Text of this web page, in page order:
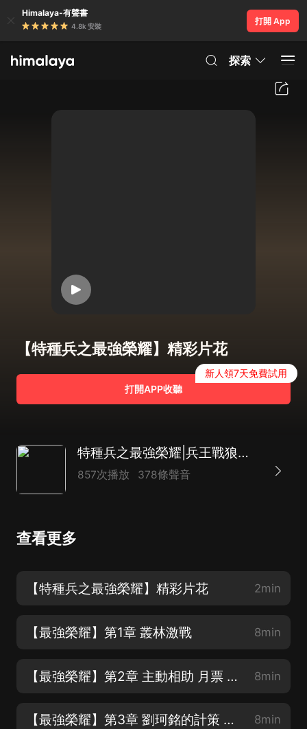
Himalaya-有聲書
4.8k 安裝
打開 App
探索
【特種兵之最強榮耀】精彩片花
打開APP收聽
新人領7天免費試用
特種兵之最強榮耀|兵王戰狼殺手暗殺軍事AI
857次播放 378條聲音
查看更多
【特種兵之最強榮耀】精彩片花 2min
【最強榮耀】第1章 叢林激戰 8min
【最強榮耀】第2章 主動相助 月票 訂閱 轉發 五星好評 8min
【最強榮耀】第3章 劉珂銘的計策 月票 訂閱 轉發 五星好評 8min